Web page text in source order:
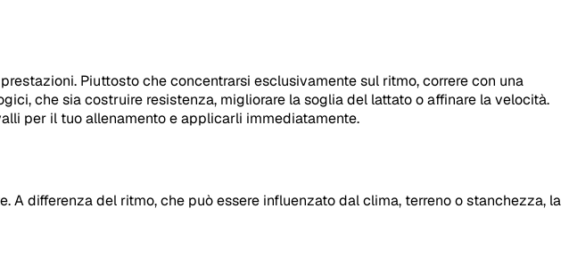
Piuttosto che concentrarsi esclusivamente sul ritmo, correre con una
che sia costruire resistenza, migliorare la soglia del lattato o affinare la velocità.
per il tuo allenamento e applicarli immediatamente.
differenza del ritmo, che può essere influenzato dal clima, terreno o stanchezza, la